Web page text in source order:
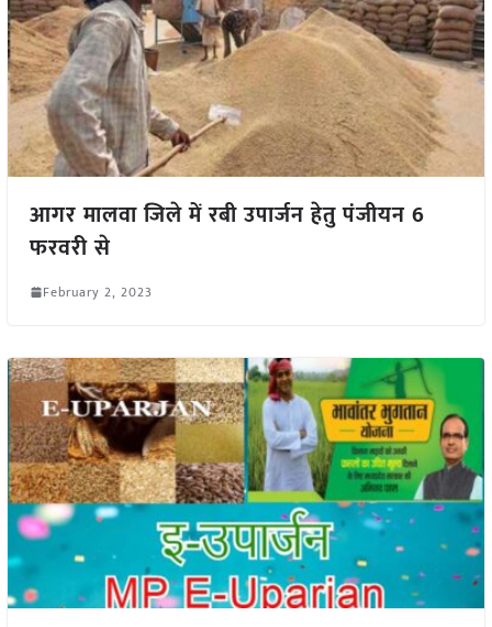
आगर मालवा जिले में रबी उपार्जन हेतु पंजीयन 6
फरवरी से
February 2, 2023